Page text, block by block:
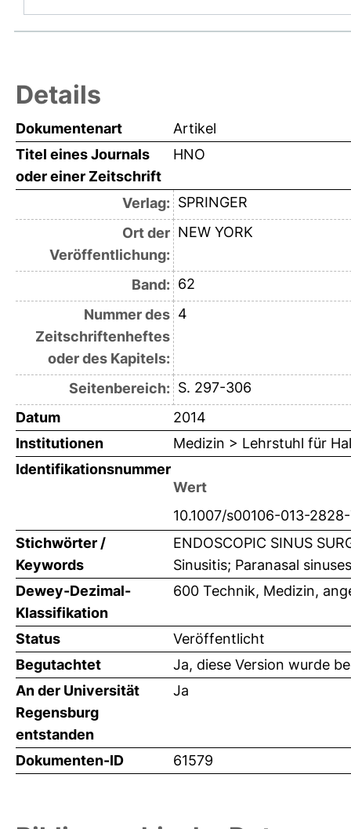
Details
Dokumentenart
Artikel
Titel eines Journals
oder einer Zeitschrift
HNO
Verlag: SPRINGER
Ort der
Veröffentlichung:
NEW YORK
Band: 62
Nummer des
Zeitschriftenheftes
oder des Kapitels:
4
Seitenbereich: S. 297-306
Datum
2014
Institutionen
Medizin > Lehrstuhl für
Identifikationsnummer
Wert
10.1007/s00106-013-
Stichwörter /
Keywords
ENDOSCOPIC SINUS
Sinusitis; Paranasal
Dewey-Dezimal-
Klassifikation
600 Technik, Medizin,
Status
Veröffentlicht
Begutachtet
Ja, diese Version wurde
An der Universität
Regensburg
entstanden
Ja
Dokumenten-ID 61579